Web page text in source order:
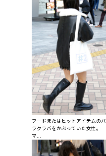
フードまたはヒットアイテムのバ
ラクラバをかぶっていた女性。
マ...